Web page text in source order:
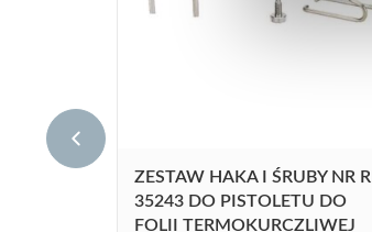
ZESTAW HAKA I ŚRUBY NR
35243 DO PISTOLETU DO
FOLII TERMOKURCZLIWEJ